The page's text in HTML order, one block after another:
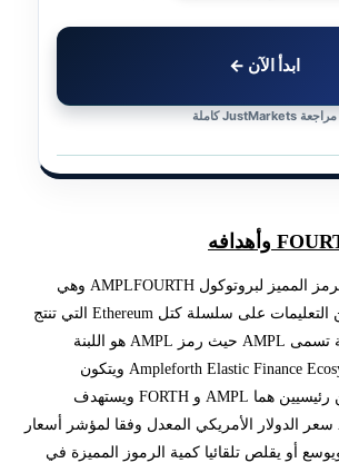
ابدأ الآن ←
مراجعة JustMarkets كاملة
عملة FOURTH هي الرمز المميز لبروتوكول AMPLFOURTH وهي
عبارة عن مجموعة من التعليمات على سلسلة كتل Ethereum التي تنتج
وحدة حساب لامركزية تسمى AMPL حيث رمز AMPL هو اللبنة
الأساسية لنظام Ampleforth Elastic Finance Ecosystem ويتكون
البروتوكول من رمزين رئيسيين هما AMPL و FORTH ويستهدف
بروتوكول Ampleforth سعر الدولار الأمريكي المعدل وفقا لمؤشر أسعار
لعام 2019 ويوسع أو يقلص تلقائيا كمية الرموز المميزة في